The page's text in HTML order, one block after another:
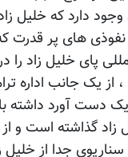
وجود دارد که خلیل
های پر قدرت
پای خلیل زاد را
دست آورد داشته
زاد گذاشته است و
جدا از خلیل